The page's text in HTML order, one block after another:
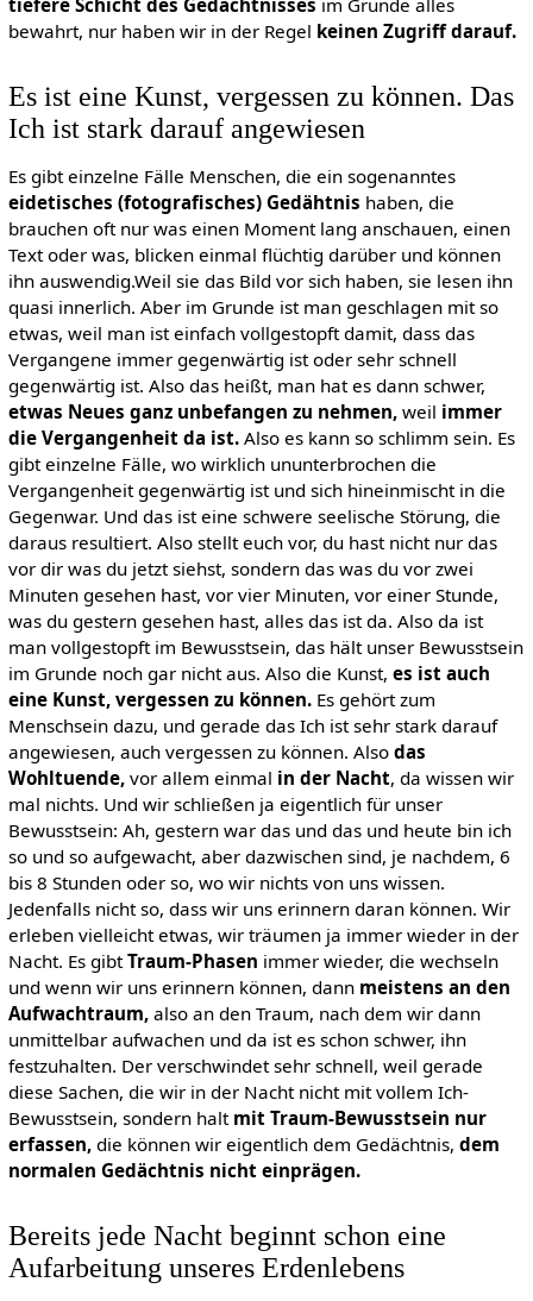
tiefere Schicht des Gedächtnisses im Grunde alles
bewahrt, nur haben wir in der Regel keinen Zugriff darauf.
Es ist eine Kunst, vergessen zu können. Das
Ich ist stark darauf angewiesen
Es gibt einzelne Fälle Menschen, die ein sogenanntes
eidetisches (fotografisches) Gedähtnis haben, die
brauchen oft nur was einen Moment lang anschauen, einen
Text oder was, blicken einmal flüchtig darüber und können
ihn auswendig.Weil sie das Bild vor sich haben, sie lesen ihn
quasi innerlich. Aber im Grunde ist man geschlagen mit so
etwas, weil man ist einfach vollgestopft damit, dass das
Vergangene immer gegenwärtig ist oder sehr schnell
gegenwärtig ist. Also das heißt, man hat es dann schwer,
etwas Neues ganz unbefangen zu nehmen,weil immer
die Vergangenheit da ist.Also es kann so schlimm sein. Es
gibt einzelne Fälle, wo wirklich ununterbrochen die
Vergangenheit gegenwärtig ist und sich hineinmischt in die
Gegenwar. Und das ist eine schwere seelische Störung, die
daraus resultiert. Also stellt euch vor, du hast nicht nur das
vor dir was du jetzt siehst, sondern das was du vor zwei
Minuten gesehen hast, vor vier Minuten, vor einer Stunde,
was du gestern gesehen hast, alles das ist da. Also da ist
man vollgestopft im Bewusstsein, das hält unser Bewusstsein
im Grunde noch gar nicht aus. Also die Kunst, es ist auch
eine Kunst, vergessen zu können.Es gehört zum
Menschsein dazu, und gerade das Ich ist sehr stark darauf
angewiesen, auch vergessen zu können. Also das
Wohltuende,vor allem einmal in der Nacht, da wissen wir
mal nichts. Und wir schließen ja eigentlich für unser
Bewusstsein: Ah, gestern war das und das und heute bin ich
so und so aufgewacht, aber dazwischen sind, je nachdem, 6
bis 8 Stunden oder so, wo wir nichts von uns wissen.
Jedenfalls nicht so, dass wir uns erinnern daran können. Wir
erleben vielleicht etwas, wir träumen ja immer wieder in der
Nacht. Es gibtTraum-Phasen immer wieder, die wechseln
und wenn wir uns erinnern können, dann meistens an den
Aufwachtraum,also an den Traum, nach dem wir dann
unmittelbar aufwachen und da ist es schon schwer, ihn
festzuhalten. Der verschwindet sehr schnell, weil gerade
diese Sachen, die wir in der Nacht nicht mit vollem Ich-
Bewusstsein, sondern halt mit Traum-Bewusstsein nur
erfassen,die können wir eigentlich dem Gedächtnis, dem
normalen Gedächtnis nicht einprägen.
Bereits jede Nacht beginnt schon eine
Aufarbeitung unseres Erdenlebens